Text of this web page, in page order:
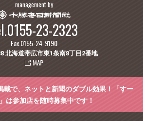
management by
23-2323
Fax.0155-24-9190
北海道帯広市東1条南8丁目2番地
載で、ネットと新聞のダブル効果！「すー
は参加店を随時募集中です！